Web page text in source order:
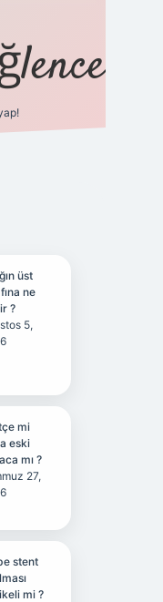
üst
ne
?
5,
mi
eski
mı ?
27,
stent
mi ?